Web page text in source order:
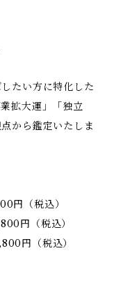
たい方に特化した
拡大運」「独立
から鑑定いたしま
円（税込）
円（税込）
円（税込）